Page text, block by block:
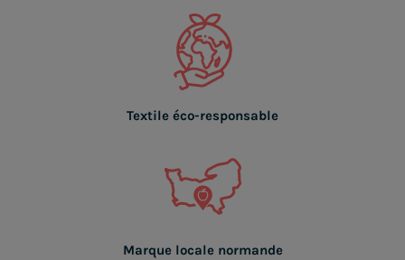
Textile éco-responsable
Marque locale normande